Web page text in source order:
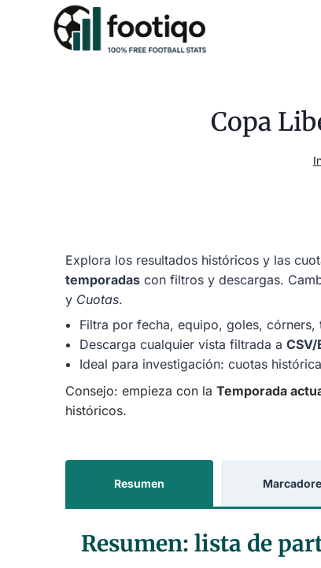
Copa
Explora los resultados históricos y las
temporadas con filtros y descargas.
y Cuotas.
Filtra por fecha, equipo, goles,
Descarga cualquier vista filtrada a CSV/
Ideal para investigación: cuotas
Consejo: empieza con la Temporada
históricos.
Resumen
Resumen: lista de